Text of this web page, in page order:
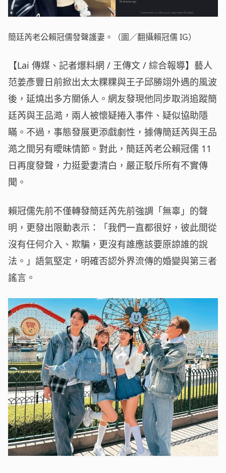
簡廷芮老公賴冠儒發聲護妻。（圖／翻攝賴冠儒 IG）
【Lai 傳媒、記者爆料網 / 王傳文 / 綜合報導】藝人
范姜彥豐日前掀出太太粿粿與王子邱勝翊外遇的風波
後，延燒出多方關係人。網友發現他同步取消追蹤簡
廷芮與王品澔，兩人被懷疑捲入事件、疑似協助隱
瞞。不過，事態發展更添戲劇性，據傳簡廷芮與王品
澔之間另有曖昧情節。對此，簡廷芮老公賴冠儒 11
日再度發聲，力挺愛妻清白，嚴正駁斥所有不實傳
聞。
賴冠儒先前不僅轉發簡廷芮先前強調「無辜」的聲
明，更發出限動表示：「我們一直都很好，彼此間從
沒有任何介入、欺騙，更沒有誰應該要原諒誰的說
法。」語氣堅定，明確否認外界流傳的婚變與第三者
謠言。